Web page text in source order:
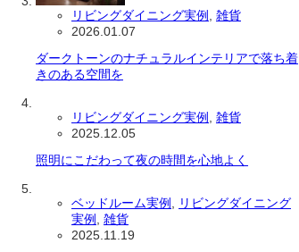
リビングダイニング実例
雑貨
2026.01.07
ダークトーンのナチュラルインテリアで落ち着
きのある空間を
リビングダイニング実例
雑貨
2025.12.05
照明にこだわって夜の時間を心地よく
ベッドルーム実例
リビングダイニング
実例
雑貨
2025.11.19